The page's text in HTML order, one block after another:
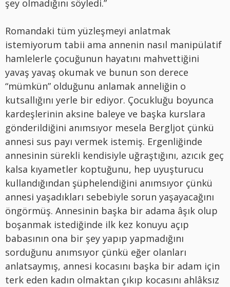
şey olmadığını söyledi.”
Romandaki tüm yüzleşmeyi anlatmak
istemiyorum tabii ama annenin nasıl manipülatif
hamlelerle çocuğunun hayatını mahvettiğini
yavaş yavaş okumak ve bunun son derece
“mümkün” olduğunu anlamak anneliğin o
kutsallığını yerle bir ediyor. Çocukluğu boyunca
kardeşlerinin aksine baleye ve başka kurslara
gönderildiğini anımsıyor mesela Bergljot çünkü
annesi sus payı vermek istemiş. Ergenliğinde
annesinin sürekli kendisiyle uğraştığını, azıcık geç
kalsa kıyametler koptuğunu, hep uyuşturucu
kullandığından şüphelendiğini anımsıyor çünkü
annesi yaşadıkları sebebiyle sorun yaşayacağını
öngörmüş. Annesinin başka bir adama âşık olup
boşanmak istediğinde ilk kez konuyu açıp
babasının ona bir şey yapıp yapmadığını
sorduğunu anımsıyor çünkü eğer olanları
anlatsaymış, annesi kocasını başka bir adam için
terk eden kadın olmaktan çıkıp kocasını ahlâksız